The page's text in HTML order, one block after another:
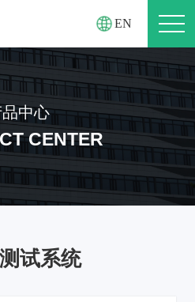
EN
中心
CENTER
试系统